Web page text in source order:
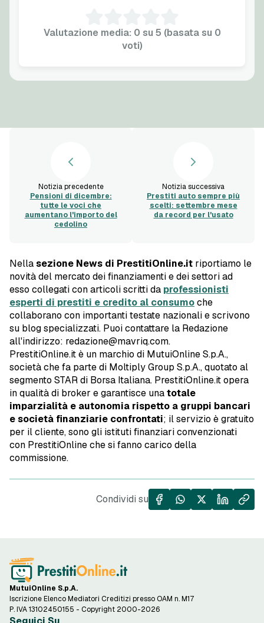
Valutazione media: 0 su 5 (basata su 0
voti)
Notizia precedente
Pensioni di dicembre:
tutte le voci che
aumentano l'importo del
cedolino
Notizia successiva
Prestiti auto sempre più
scelti: settembre mese
da record per l'usato
Nellasezione News di PrestitiOnline.it riportiamo le
novità del mercato dei finanziamenti e dei settori ad
esso collegati con articoli scritti da professionisti
esperti di prestiti e credito al consumoche
collaborano con importanti testate nazionali e scrivono
su blog specializzati. Puoi contattare la Redazione
all'indirizzo: redazione@mavriq.com.
PrestitiOnline.it è un marchio di MutuiOnline S.p.A.,
società che fa parte di Moltiply Group S.p.A., quotato al
segmento STAR di Borsa Italiana. PrestitiOnline.it opera
in qualità di broker e garantisce unatotale
imparzialità e autonomia rispetto a gruppi bancari
e società finanziarie confrontati; il servizio è gratuito
per il cliente, sono gli istituti finanziari convenzionati
con PrestitiOnline che si fanno carico della
commissione.
Condividi su
MutuiOnline S.p.A.
Iscrizione Elenco Mediatori Creditizi presso OAM n. M17
P. IVA 13102450155 - Copyright 2000-2026